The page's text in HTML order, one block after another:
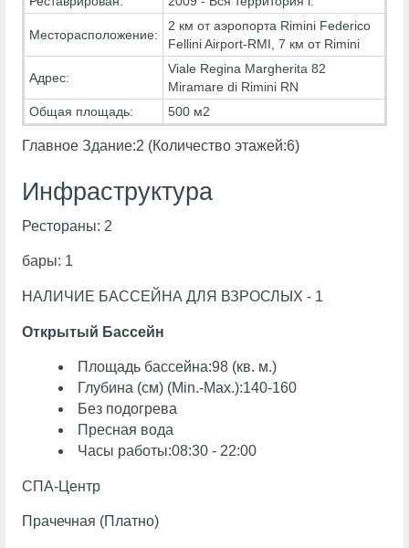
Месторасположение:
2 км от аэропорта Rimini Federico
Fellini Airport-RMI, 7 км от Rimini
Адрес:
Viale Regina Margherita 82
Miramare di Rimini RN
Общая площадь:
500 м2
Главное Здание:2 (Количество этажей:6)
Инфраструктура
Рестораны: 2
бары: 1
НАЛИЧИЕ БАССЕЙНА ДЛЯ ВЗРОСЛЫХ - 1
Открытый Бассейн
Площадь бассейна:98 (кв. м.)
Глубина (см) (Min.-Max.):140-160
Без подогрева
Пресная вода
Часы работы:08:30 - 22:00
СПА-Центр
Прачечная (Платно)